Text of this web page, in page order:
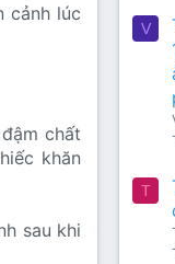
cảnh lúc
chất
khăn
sau khi
V
T